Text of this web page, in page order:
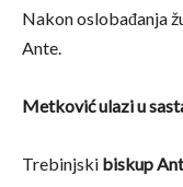
Nakon oslobađanja
Ante.
Metković ulazi u
Trebinjski biskup